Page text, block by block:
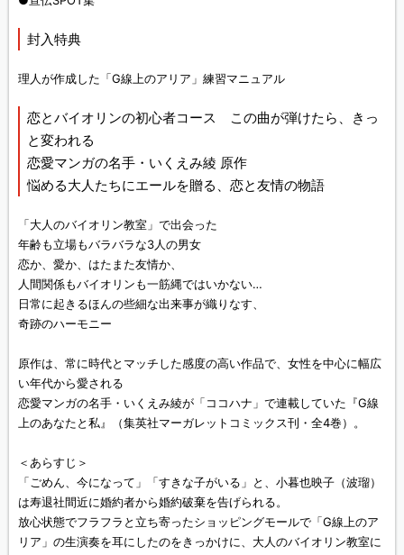
封入特典
理人が作成した「G線上のアリア」練習マニュアル
恋とバイオリンの初心者コース この曲が弾けたら、きっ
と変われる
恋愛マンガの名手・いくえみ綾 原作
悩める大人たちにエールを贈る、恋と友情の物語
「大人のバイオリン教室」で出会った
年齢も立場もバラバラな3人の男女
恋か、愛か、はたまた友情か、
人間関係もバイオリンも一筋縄ではいかない…
日常に起きるほんの些細な出来事が織りなす、
奇跡のハーモニー
原作は、常に時代とマッチした感度の高い作品で、女性を中心に幅広
い年代から愛される
恋愛マンガの名手・いくえみ綾が「ココハナ」で連載していた『G線
上のあなたと私』（集英社マーガレットコミックス刊・全4巻）。
＜あらすじ＞
「ごめん、今になって」「すきな子がいる」と、小暮也映子（波瑠）
は寿退社間近に婚約者から婚約破棄を告げられる。
放心状態でフラフラと立ち寄ったショッピングモールで「G線上のア
リア」の生演奏を耳にしたのをきっかけに、大人のバイオリン教室に